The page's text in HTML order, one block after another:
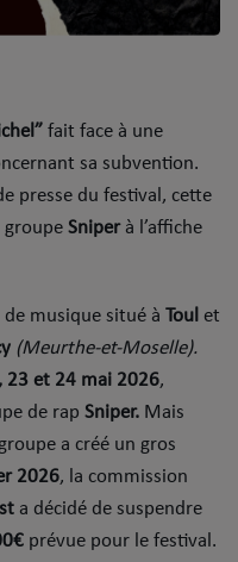
fait face à une
sa subvention.
presse du festival, cette
groupe Sniperà l’affiche
musique situé à Toul et
(Meurthe-et-Moselle).
23 et 24 mai 2026,
de rap Sniper. Mais
a créé un gros
2026, la commission
a décidé de suspendre
prévue pour le festival.